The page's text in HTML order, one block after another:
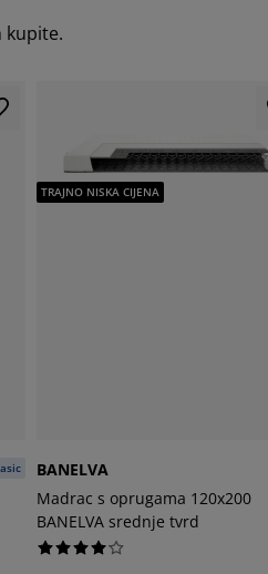
kupite.
TRAJNO NISKA CIJENA
BANELVA
Madrac s oprugama 120x200
BANELVA srednje tvrd